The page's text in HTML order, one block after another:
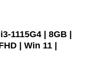
1115G4 | 8GB |
| Win 11 |